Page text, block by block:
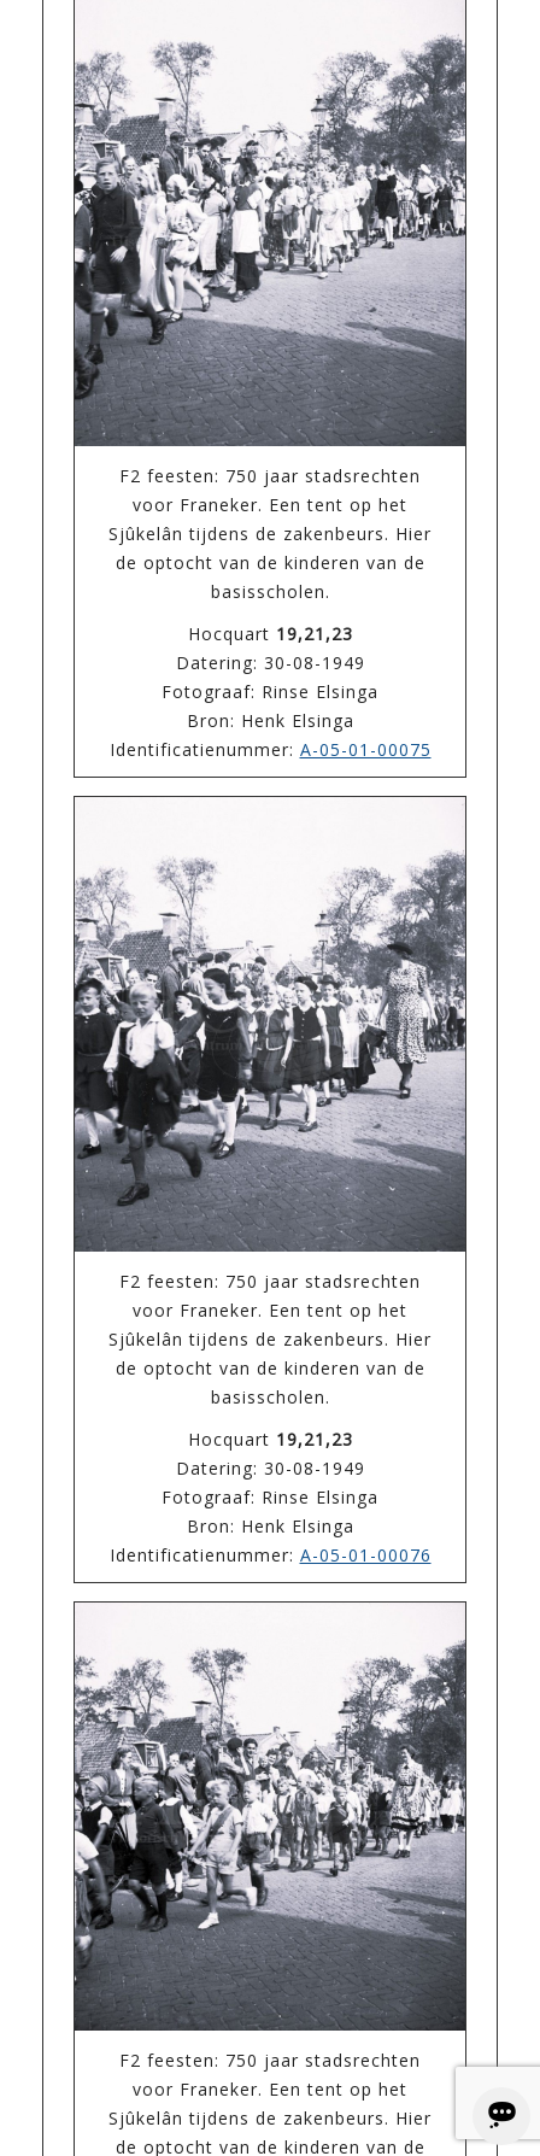
F2 feesten: 750 jaar stadsrechten
voor Franeker. Een tent op het
Sjûkelân tijdens de zakenbeurs. Hier
de optocht van de kinderen van de
basisscholen.
Hocquart 19,21,23
Datering: 30-08-1949
Fotograaf: Rinse Elsinga
Bron: Henk Elsinga
Identificatienummer: A-05-01-00075
F2 feesten: 750 jaar stadsrechten
voor Franeker. Een tent op het
Sjûkelân tijdens de zakenbeurs. Hier
de optocht van de kinderen van de
basisscholen.
Hocquart 19,21,23
Datering: 30-08-1949
Fotograaf: Rinse Elsinga
Bron: Henk Elsinga
Identificatienummer: A-05-01-00076
F2 feesten: 750 jaar stadsrechten
voor Franeker. Een tent op het
Sjûkelân tijdens de zakenbeurs. Hier
de optocht van de kinderen van de